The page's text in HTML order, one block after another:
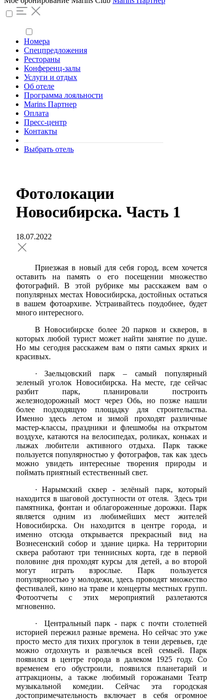
Номера
Спецпредложения
Рестораны
Конференц-залы
Услуги и отдых
Об отеле
Программа лояльности
Marins Партнер
Оплата
Пресс-центр
Контакты
Выбрать отель
Фотолокации
Новосибирска. Часть 1
18.07.2022
Приезжая в новый для себя город, всем хочется
оставить на память о его посещении множество
фотографий. В этой рубрике мы расскажем вам о
популярных местах Новосибирска, достойных остаться
в вашем фотоархиве. Устраивайтесь поудобнее, будет
много интересного.
В Новосибирске более 20 парков и скверов, в
которых любой турист может найти занятие по душе.
Но мы сегодня расскажем вам о пяти самых ярких и
красивых.
·
Заельцовский парк – самый популярный
зеленый уголок Новосибирска. На месте, где сейчас
разбит парк, планировали построить
железнодорожный мост через Обь, но позже нашли
более подходящую площадку для строительства.
Именно здесь летом и зимой проходят различные
мастер-классы, праздники и флешмобы на открытом
воздухе, катаются на велосипедах, роликах, коньках и
лыжах любители активного отдыха. Парк также
пользуется популярностью у фотографов, так как здесь
можно увидеть интересные творения природы и
поймать приятный естественный свет.
· Нарымский сквер - зелёный парк, который
находится в шаговой доступности от отеля. Здесь три
памятника, фонтан и облагороженные дорожки. Парк
является одним из любимейших мест жителей
Новосибирска. Он находится в центре города, и
именно отсюда открывается прекрасный вид на
Вознесенский собор и здание цирка. На территории
сквера работают три теннисных корта, где в первой
половине дня проходят курсы для детей, а во второй
могут играть взрослые. Парк пользуется
популярностью у молодежи, здесь проводят множество
фестивалей, кино на траве и концерты местных групп.
Фотоотчеты с этих мероприятий разлетаются
мгновенно.
·
Центральный парк - парк с почти столетней
историей пережил разные времена. Но сейчас это уже
просто место для тихих прогулок в тени деревьев, где
можно отдохнуть и развлечься всей семьей. Парк
появился в центре города в далеком 1925 году. Со
временем его обустроили, появился планетарий и
аттракционы, а также любимый горожанами Театр
музыкальной комедии. Сейчас эта городская
достопримечательность включает в себя огромное